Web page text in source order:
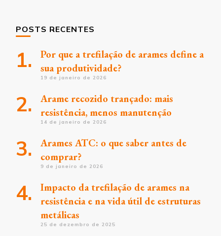
POSTS RECENTES
Por que a trefilação de arames define a
sua produtividade?
19 de janeiro de 2026
Arame recozido trançado: mais
resistência, menos manutenção
14 de janeiro de 2026
Arames ATC: o que saber antes de
comprar?
9 de janeiro de 2026
Impacto da trefilação de arames na
resistência e na vida útil de estruturas
metálicas
25 de dezembro de 2025